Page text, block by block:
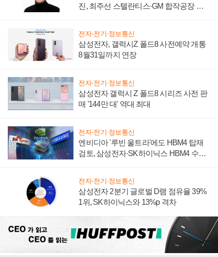
진, 최주선 스텔란티스·GM 합작공장 건
전자·전기·정보통신
삼성전자, 갤럭시Z 폴드8 사전예약 개통
8월31일까지 연장
전자·전기·정보통신
삼성전자 갤럭시 Z 폴드8 시리즈 사전 판
매 '144만 대' 역대 최대
전자·전기·정보통신
엔비디아 '루빈 울트라'에도 HBM4 탑재
검토, 삼성전자·SK하이닉스 HBM4 수율
전자·전기·정보통신
삼성전자 2분기 글로벌 D램 점유율 39%
1위, SK하이닉스와 13%p 격차